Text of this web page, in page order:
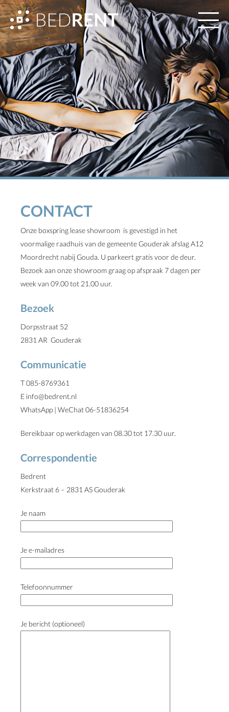
CONTACT
Onze boxspring lease showroom is gevestigd in het
voormalige raadhuis van de gemeente Gouderak afslag A12
Moordrecht nabij Gouda. U parkeert gratis voor de deur.
Bezoek aan onze showroom graag op afspraak 7 dagen per
week van 09.00 tot 21.00 uur.
Bezoek
Dorpsstraat 52
2831 AR Gouderak
Communicatie
T 085-8769361
E info@bedrent.nl
WhatsApp | WeChat 06-51836254
Bereikbaar op werkdagen van 08.30 tot 17.30 uur.
Correspondentie
Bedrent
Kerkstraat 6 – 2831 AS Gouderak
Je naam
Je e-mailadres
Telefoonnummer
Je bericht (optioneel)